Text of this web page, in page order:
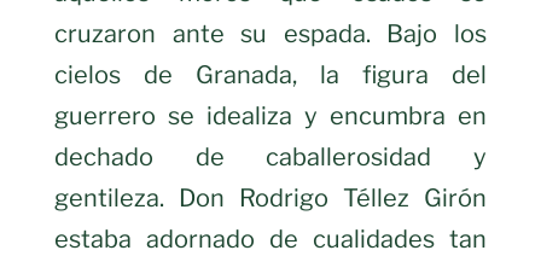
cruzaron ante su espada. Bajo los
cielos de Granada, la figura del
guerrero se idealiza y encumbra en
dechado de caballerosidad y
gentileza. Don Rodrigo Téllez Girón
estaba adornado de cualidades tan